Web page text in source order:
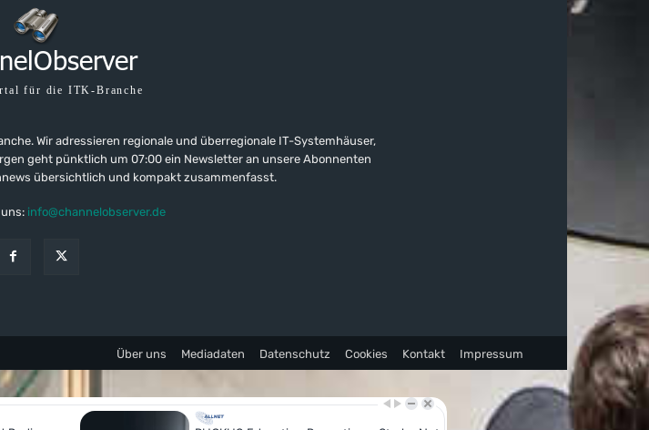
für die ITK-Branche
Wir adressieren regionale und überregionale IT-Systemhäuser,
geht pünktlich um 07:00 ein Newsletter an unsere Abonnenten
übersichtlich und kompakt zusammenfasst.
info@channelobserver.de
Über uns Mediadaten Datenschutz Cookies Kontakt Impressum